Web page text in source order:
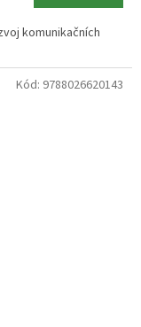
komunikačních
Kód: 9788026620143